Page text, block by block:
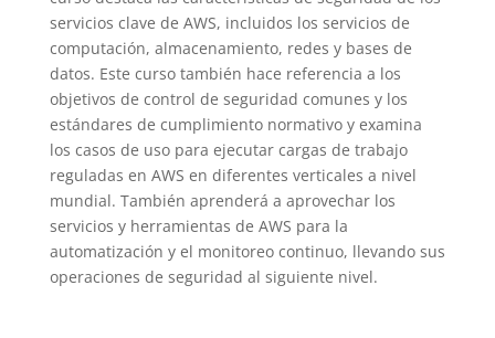
servicios clave de AWS, incluidos los servicios de
computación, almacenamiento, redes y bases de
datos. Este curso también hace referencia a los
objetivos de control de seguridad comunes y los
estándares de cumplimiento normativo y examina
los casos de uso para ejecutar cargas de trabajo
reguladas en AWS en diferentes verticales a nivel
mundial. También aprenderá a aprovechar los
servicios y herramientas de AWS para la
automatización y el monitoreo continuo, llevando sus
operaciones de seguridad al siguiente nivel.